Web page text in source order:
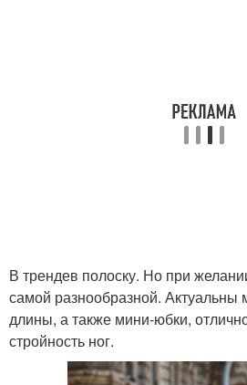
В трендев полоску. Но при
самой разнообразной. Актуальны
длины, а также мини-юбки,
стройность ног.